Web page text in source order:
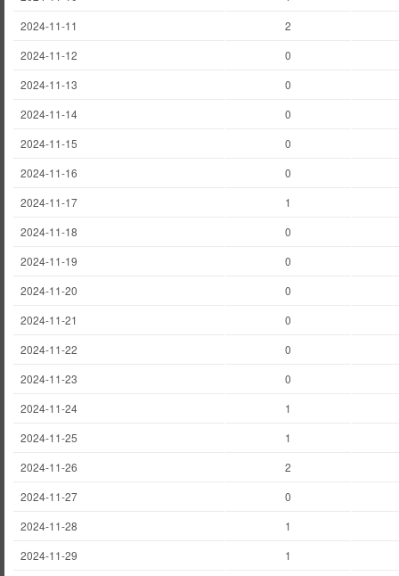
2024-11-11
2
2024-11-12
0
2024-11-13
0
2024-11-14
0
2024-11-15
0
2024-11-16
0
2024-11-17
1
2024-11-18
0
2024-11-19
0
2024-11-20
0
2024-11-21
0
2024-11-22
0
2024-11-23
0
2024-11-24
1
2024-11-25
1
2024-11-26
2
2024-11-27
0
2024-11-28
1
2024-11-29
1